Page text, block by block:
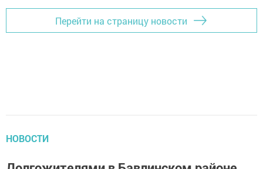
Перейти на страницу новости
НОВОСТИ